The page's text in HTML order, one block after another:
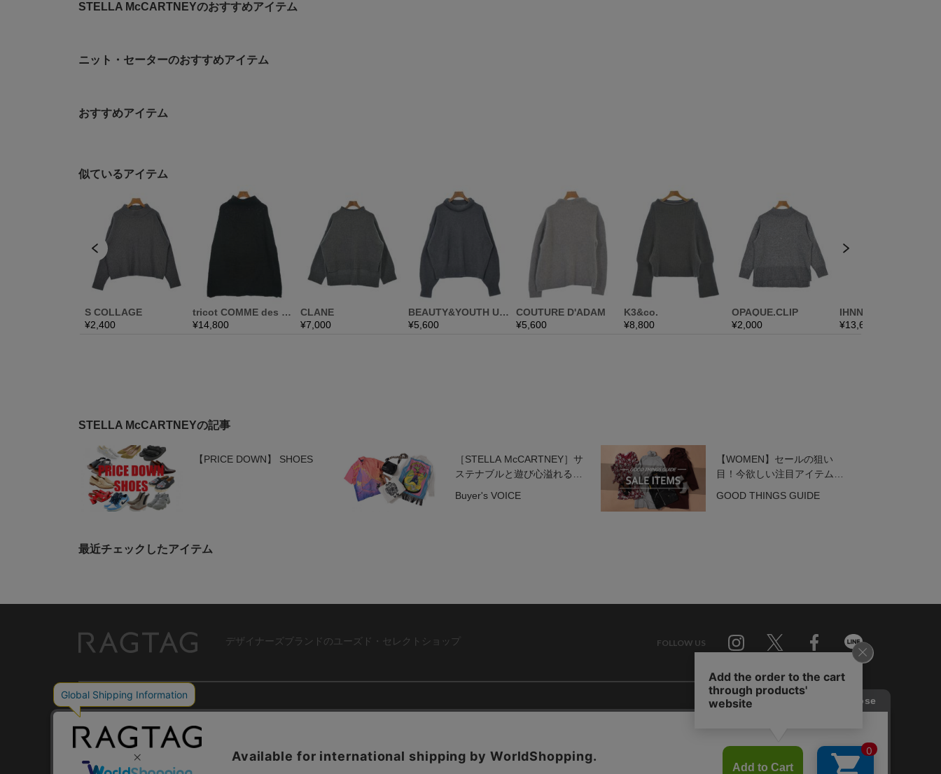
STELLA McCARTNEYのおすすめアイテム
ニット・セーターのおすすめアイテム
おすすめアイテム
STELLA McCARTNEYの記事
【PRICE DOWN】 SHOES
［STELLA McCARTNEY］サ
ステナブルと遊び心溢れるコ
Buyer's VOICE
【WOMEN】セールの狙い
目！今欲しい注目アイテム3
GOOD THINGS GUIDE
最近チェックしたアイテム
デザイナーズブランドのユーズド・セレクトショップ FOLLOW US
Line
USER GUIDE
ご利用ガイド
ショップリスト
コーポレートサイト
RAGTAG 公式アプリ
RAGTAG MEMBER'S CARD